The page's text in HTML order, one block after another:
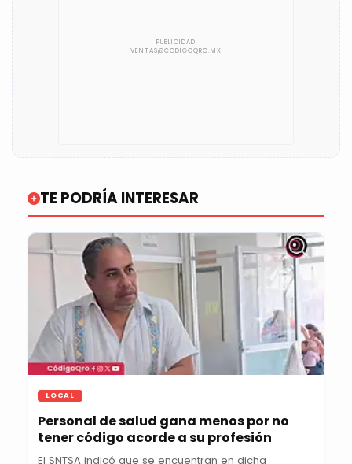
TE PODRÍA INTERESAR
LOCAL
Personal de salud gana menos por no
tener código acorde a su profesión
El SNTSA indicó que se encuentran en dicha